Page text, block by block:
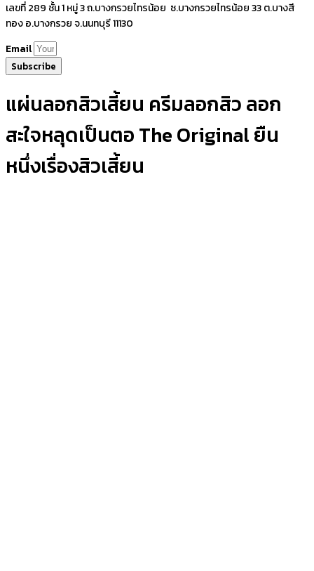
เลขที่ 289 ชั้น 1 หมู่ 3 ถ.บางกรวยไทรน้อย ซ.บางกรวยไทรน้อย 33 ต.บางสี
ทอง อ.บางกรวย จ.นนทบุรี 11130
Email
Subscribe
แผ่นลอกสิวเสี้ยน ครีมลอกสิว ลอก
สะใจหลุดเป็นตอ The Original ยืน
หนึ่งเรื่องสิวเสี้ยน